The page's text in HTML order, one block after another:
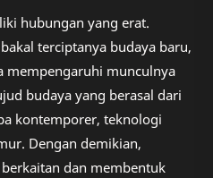
hubungan yang erat.
terciptanya budaya baru,
mempengaruhi munculnya
budaya yang berasal dari
kontemporer, teknologi
Dengan demikian,
dan membentuk